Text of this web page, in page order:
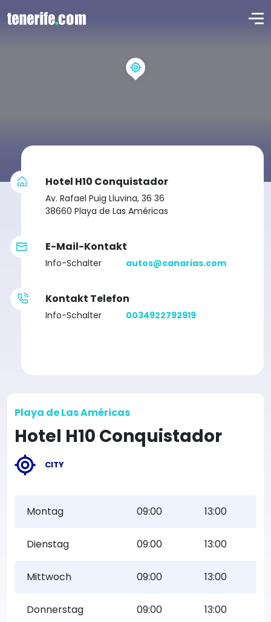
Playa de Las Américas
Hotel H10 Conquistador
CITY
Montag 09:00 13:00
Dienstag 09:00 13:00
Mittwoch 09:00 13:00
Donnerstag 09:00 13:00
Hotel H10 Conquistador
Av. Rafael Puig Lluvina, 36 36
38660 Playa de Las Américas
E-Mail-Kontakt
Info-Schalter autos@canarias.com
Kontakt Telefon
Info-Schalter 0034922792919